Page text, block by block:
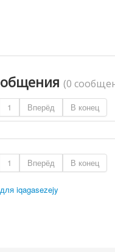
(0
1 Вперёд
В конец
1 Вперёд В конец
iqagasezejy